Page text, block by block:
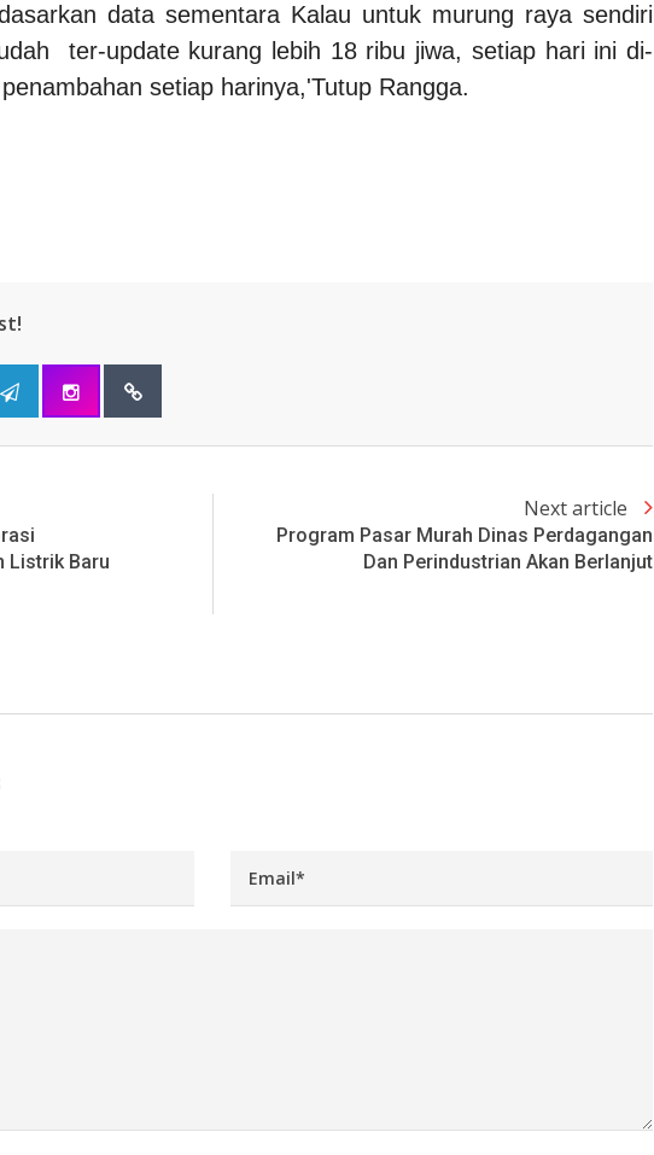
data sementara Kalau untuk murung raya sendiri
ter-update kurang lebih 18 ribu jiwa, setiap hari ini di-
setiap harinya,'Tutup Rangga.
Listrik Baru
Next article
Program Pasar Murah Dinas Perdagangan
Dan Perindustrian Akan Berlanjut